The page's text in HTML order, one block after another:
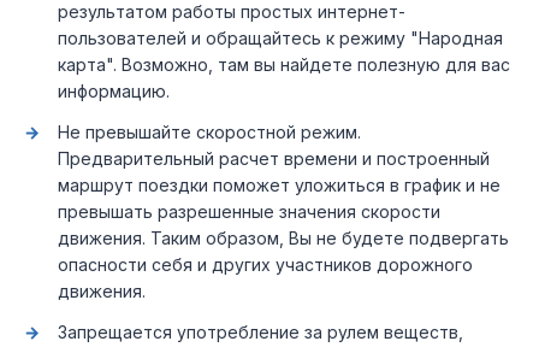
результатом работы простых интернет-
пользователей и обращайтесь к режиму "Народная
карта". Возможно, там вы найдете полезную для вас
информацию.
Не превышайте скоростной режим.
Предварительный расчет времени и построенный
маршрут поездки поможет уложиться в график и не
превышать разрешенные значения скорости
движения. Таким образом, Вы не будете подвергать
опасности себя и других участников дорожного
движения.
Запрещается употребление за рулем веществ,